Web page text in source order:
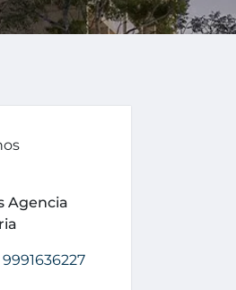
Agencia
9991636227